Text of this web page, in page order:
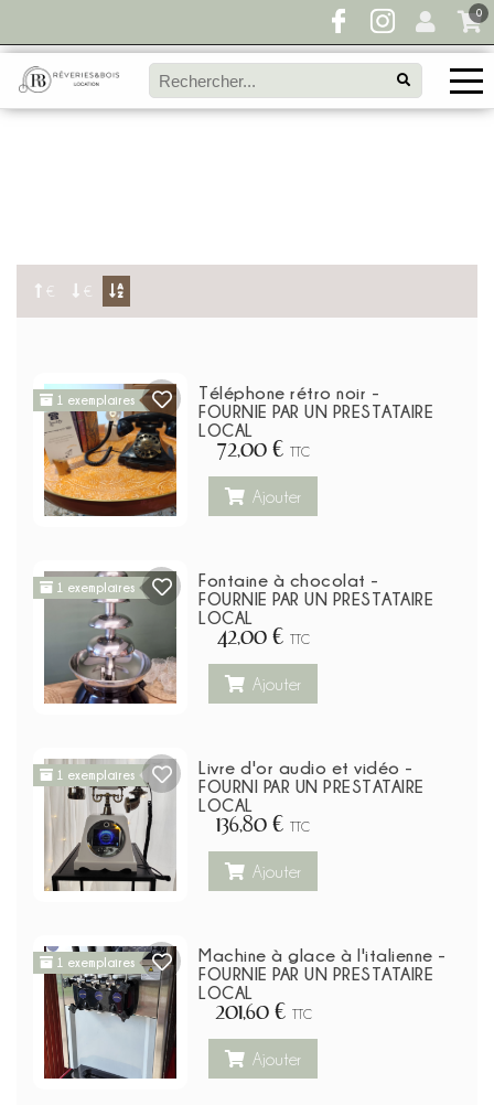
0
Pour toute demande de disponibilité, remplissez
€ €
1 exemplaires
Téléphone rétro noir -
FOURNIE PAR UN PRESTATAIRE
LOCAL
72,00 € TTC
Ajouter
1 exemplaires
Fontaine à chocolat -
FOURNIE PAR UN PRESTATAIRE
LOCAL
42,00 € TTC
Ajouter
1 exemplaires
Livre d'or audio et vidéo -
FOURNI PAR UN PRESTATAIRE
LOCAL
136,80 € TTC
Ajouter
1 exemplaires
Machine à glace à l'italienne -
FOURNIE PAR UN PRESTATAIRE
LOCAL
201,60 € TTC
Ajouter